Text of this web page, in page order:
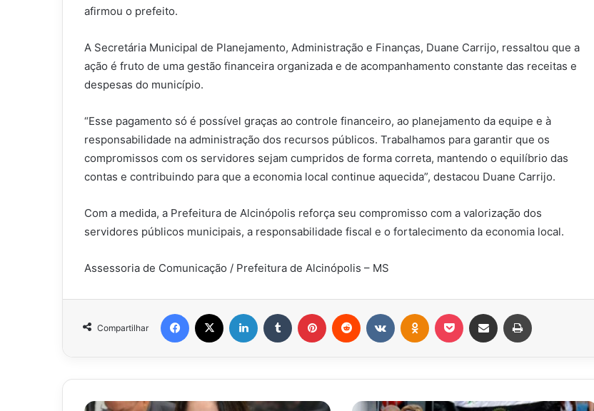
afirmou o prefeito.
A Secretária Municipal de Planejamento, Administração e Finanças, Duane Carrijo, ressaltou que a
ação é fruto de uma gestão financeira organizada e de acompanhamento constante das receitas e
despesas do município.
“Esse pagamento só é possível graças ao controle financeiro, ao planejamento da equipe e à
responsabilidade na administração dos recursos públicos. Trabalhamos para garantir que os
compromissos com os servidores sejam cumpridos de forma correta, mantendo o equilíbrio das
contas e contribuindo para que a economia local continue aquecida”, destacou Duane Carrijo.
Com a medida, a Prefeitura de Alcinópolis reforça seu compromisso com a valorização dos
servidores públicos municipais, a responsabilidade fiscal e o fortalecimento da economia local.
Assessoria de Comunicação / Prefeitura de Alcinópolis – MS
Compartilhar
Facebook Linkedin Tumblr Pinterest Reddit Pocket Compartilhar via e-mail